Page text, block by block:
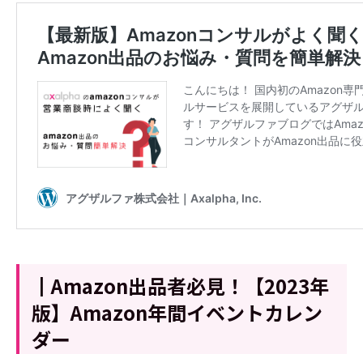
┃Amazon出品者必見！【2023年
版】Amazon年間イベントカレン
ダー